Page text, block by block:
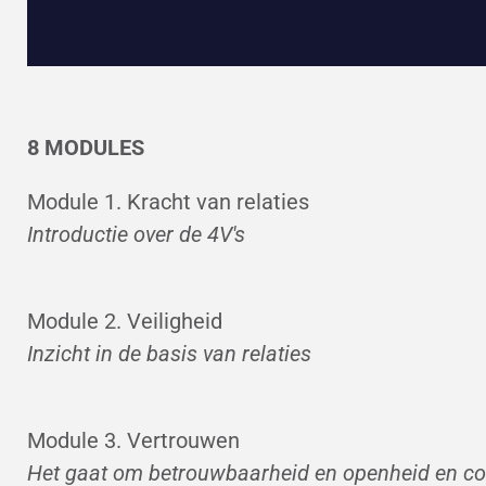
8 MODULES
Module 1. Kracht van relaties
Introductie over de 4V's
Module 2. Veiligheid
Inzicht in de basis van relaties
Module 3. Vertrouwen
Het gaat om betrouwbaarheid en openheid en